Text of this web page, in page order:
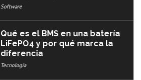
Software
Qué es el BMS en una batería
LiFePO4 y por qué marca la
diferencia
Tecnología